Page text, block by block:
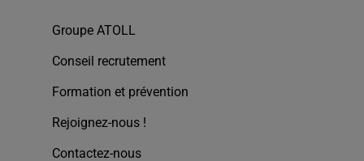
Groupe ATOLL
Conseil recrutement
Formation et prévention
Rejoignez-nous !
Contactez-nous